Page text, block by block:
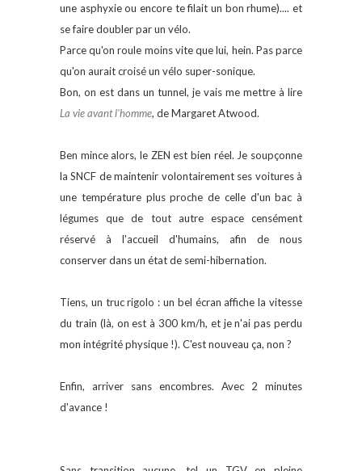
une asphyxie ou encore te filait un bon rhume).... et
se faire doubler par un vélo.
Parce qu'on roule moins vite que lui, hein. Pas parce
qu'on aurait croisé un vélo super-sonique.
Bon, on est dans un tunnel, je vais me mettre à lire
La vie avant l'homme, de Margaret Atwood.
Ben mince alors, le ZEN est bien réel. Je soupçonne
la SNCF de maintenir volontairement ses voitures à
une température plus proche de celle d'un bac à
légumes que de tout autre espace censément
réservé à l'accueil d'humains, afin de nous
conserver dans un état de semi-hibernation.
Tiens, un truc rigolo : un bel écran affiche la vitesse
du train (là, on est à 300 km/h, et je n'ai pas perdu
mon intégrité physique !). C'est nouveau ça, non ?
Enfin, arriver sans encombres. Avec 2 minutes
d'avance !